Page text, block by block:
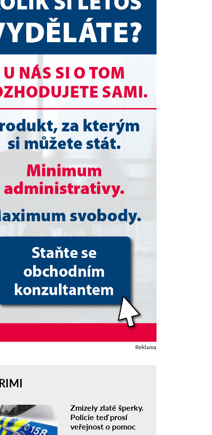
Reklama
Zmizely zlaté šperky.
Policie teď prosí
veřejnost o pomoc